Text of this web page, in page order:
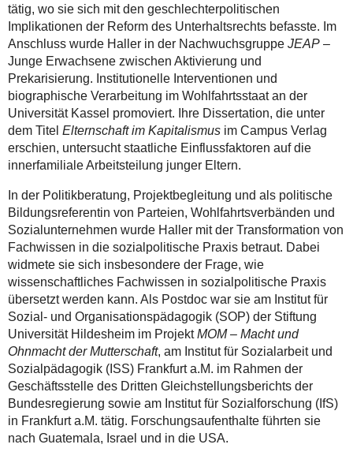
tätig, wo sie sich mit den geschlechterpolitischen
Implikationen der Reform des Unterhaltsrechts befasste. Im
Anschluss wurde Haller in der Nachwuchsgruppe JEAP–
Junge Erwachsene zwischen Aktivierung und
Prekarisierung. Institutionelle Interventionen und
biographische Verarbeitung im Wohlfahrtsstaat an der
Universität Kassel promoviert. Ihre Dissertation, die unter
dem Titel Elternschaft im Kapitalismusim Campus Verlag
erschien, untersucht staatliche Einflussfaktoren auf die
innerfamiliale Arbeitsteilung junger Eltern.
In der Politikberatung, Projektbegleitung und als politische
Bildungsreferentin von Parteien, Wohlfahrtsverbänden und
Sozialunternehmen wurde Haller mit der Transformation von
Fachwissen in die sozialpolitische Praxis betraut. Dabei
widmete sie sich insbesondere der Frage, wie
wissenschaftliches Fachwissen in sozialpolitische Praxis
übersetzt werden kann. Als Postdoc war sie am Institut für
Sozial- und Organisationspädagogik (SOP) der Stiftung
Universität Hildesheim im ProjektMOM – Macht und
Ohnmacht der Mutterschaft, am Institut für Sozialarbeit und
Sozialpädagogik (ISS) Frankfurt a.M. im Rahmen der
Geschäftsstelle des Dritten Gleichstellungsberichts der
Bundesregierung sowie am Institut für Sozialforschung (IfS)
in Frankfurt a.M. tätig. Forschungsaufenthalte führten sie
nach Guatemala, Israel und in die USA.